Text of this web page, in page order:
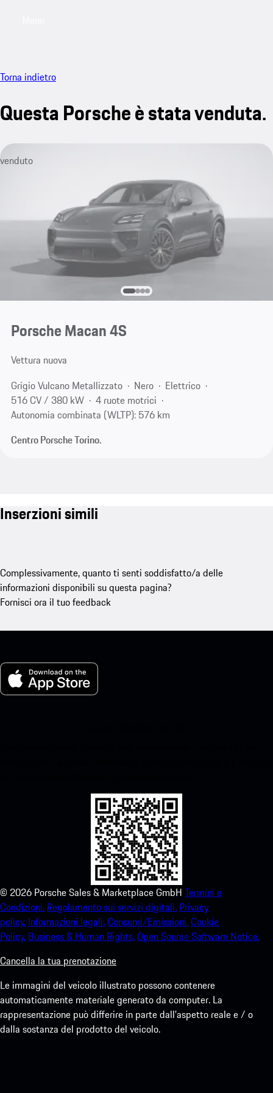
Torna indietro
Questa Porsche è stata venduta.
venduto
Porsche Macan 4S
Vettura nuova
Grigio Vulcano Metallizzato
Nero
Elettrico
516 CV / 380 kW
4 ruote motrici
Autonomia combinata (WLTP): 576 km
Centro Porsche Torino.
Inserzioni simili
Complessivamente, quanto ti senti soddisfatto/a delle
informazioni disponibili su questa pagina?
Fornisci ora il tuo feedback
© 2026 Porsche Sales & Marketplace GmbH Termini e
Condizioni. Regolamento sui servizi digitali. Privacy
policy. Informazioni legali.Consumi/Emissioni.Cookie
Policy. Business & Human Rights.Open Source Software Notice.
Cancella la tua prenotazione
Le immagini del veicolo illustrato possono contenere
automaticamente materiale generato da computer. La
rappresentazione può differire in parte dall'aspetto reale e / o
dalla sostanza del prodotto del veicolo.